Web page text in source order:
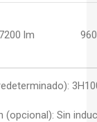
7200 lm
(opcional): Sin